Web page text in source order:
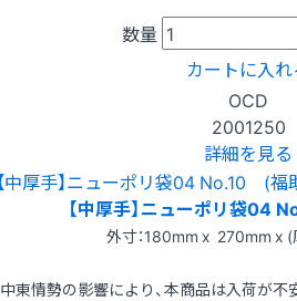
数量
カートに入れ
OCD
2001250
詳細を見る
【中厚手】ニューポリ袋04
外寸：180mm x 270mm x
東情勢の影響により、本商品は入荷が不